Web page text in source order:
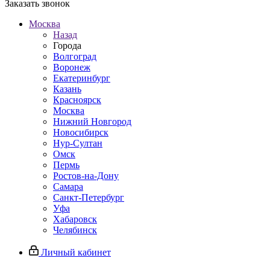
Заказать звонок
Москва
Назад
Города
Волгоград
Воронеж
Екатеринбург
Казань
Красноярск
Москва
Нижний Новгород
Новосибирск
Нур-Султан
Омск
Пермь
Ростов-на-Дону
Самара
Санкт-Петербург
Уфа
Хабаровск
Челябинск
Личный кабинет